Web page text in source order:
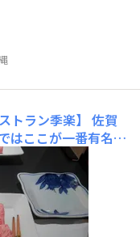
トラン季楽】 佐賀
はここが一番有名店
布をしっかり確かめ
らもったいないので
さんなら気にしない
ちこは小心者なので
っ